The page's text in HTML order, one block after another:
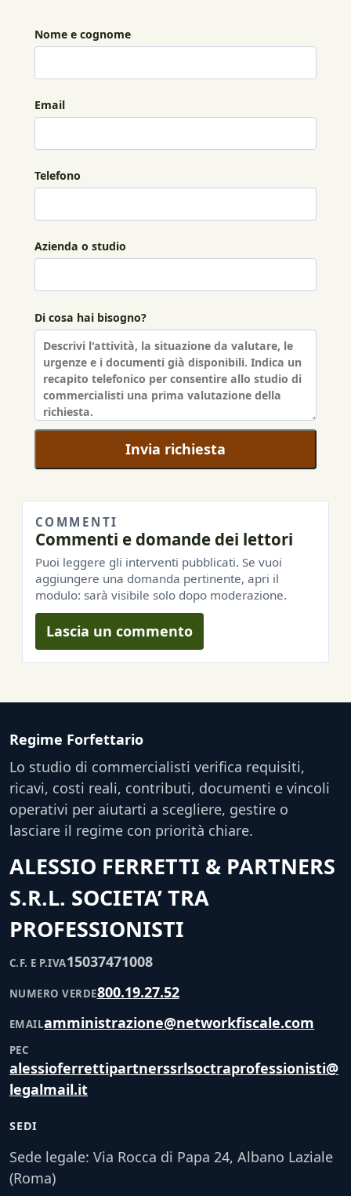
Nome e cognome
Email
Telefono
Azienda o studio
Di cosa hai bisogno?
Invia richiesta
COMMENTI
Commenti e domande dei lettori
Puoi leggere gli interventi pubblicati. Se vuoi
aggiungere una domanda pertinente, apri il
modulo: sarà visibile solo dopo moderazione.
Lascia un commento
Regime Forfettario
Lo studio di commercialisti verifica requisiti,
ricavi, costi reali, contributi, documenti e vincoli
operativi per aiutarti a scegliere, gestire o
lasciare il regime con priorità chiare.
ALESSIO FERRETTI & PARTNERS
S.R.L. SOCIETA’ TRA
PROFESSIONISTI
C.F. E P.IVA15037471008
NUMERO VERDE800.19.27.52
EMAILamministrazione@networkfiscale.com
PEC
alessioferrettipartnerssrlsoctraprofessionisti@
legalmail.it
SEDI
Sede legale: Via Rocca di Papa 24, Albano Laziale
(Roma)